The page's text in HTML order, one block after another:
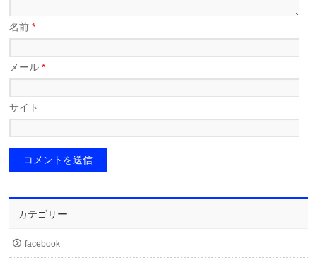
名前*
メール*
サイト
カテゴリー
facebook